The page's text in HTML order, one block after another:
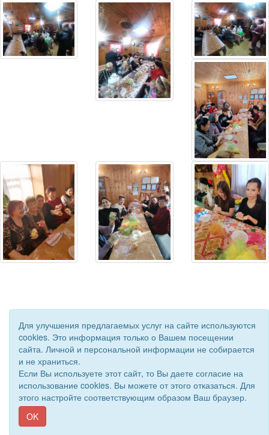
© 2018 - 2026 Подворье . Все права защищены.
Сайт создан при поддержке «Информационная сеть RD
Для улучшения предлагаемых услуг на сайте используются
cookies. Это информация только о Вашем посещении
сайта. Личной и персональной информации не собирается
и не храниться.
Если Вы используете этот сайт, то Вы даете согласие на
использование cookies. Вы можете от этого отказаться. Для
этого настройте соответствующим образом Ваш браузер.
OK